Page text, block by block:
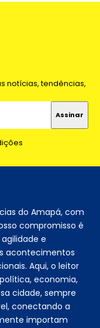
notícias, tendências,
do Amapá, com
compromisso é
e
acontecimentos
Aqui, o leitor
economia,
cidade, sempre
conectando a
importam